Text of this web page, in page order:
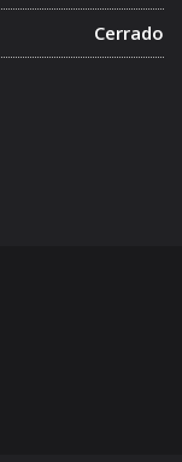
Cerrado